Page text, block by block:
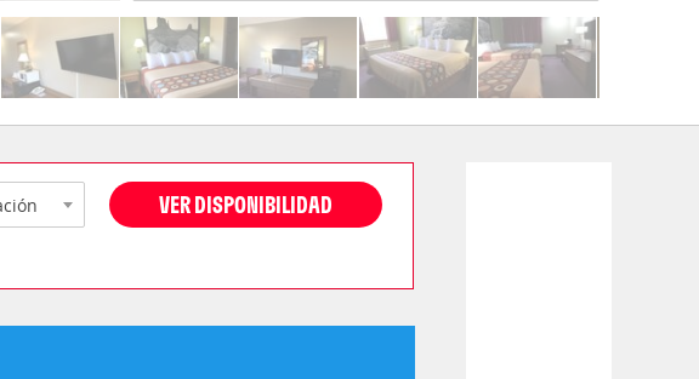
VER DISPONIBILIDAD